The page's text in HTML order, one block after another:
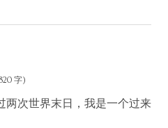
字)
两次世界末日，我是一个过来